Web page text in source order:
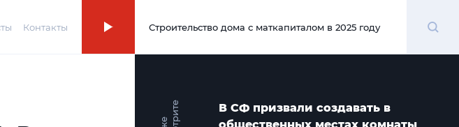
Контакты 00:00
Строительство дома с маткапиталом в 2025 году
В СФ призвали создавать в